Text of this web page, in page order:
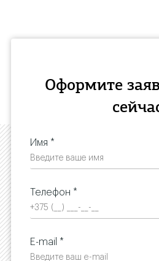
Оформите
Имя *
Телефон *
E-mail *